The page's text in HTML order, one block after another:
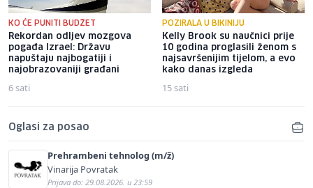
KO ĆE PUNITI BUDŽET
Rekordan odljev mozgova
pogađa Izrael: Državu
napuštaju najbogatiji i
najobrazovaniji građani
6 sati
POZIRALA U BIKINIJU
Kelly Brook su naučnici prije
10 godina proglasili ženom s
najsavršenijim tijelom, a evo
kako danas izgleda
15 sati
Oglasi za posao
Prehrambeni tehnolog (m/ž)
Vinarija Povratak
Prijava do: 29.08.2026. u 23:59